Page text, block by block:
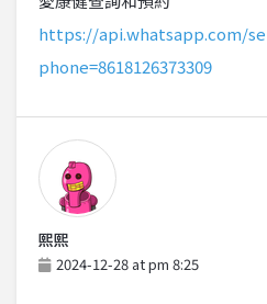
https://api.whatsapp.com/
phone=8618126373309
熙熙
2024-12-28 at pm 8:25